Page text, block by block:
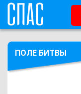
ПОЛЕ БИТВЫ